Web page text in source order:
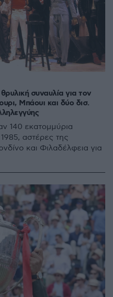
συναυλία για τον
Μπάουι και δύο δισ.
140 εκατομμύρια
αστέρες της
και Φιλαδέλφεια για